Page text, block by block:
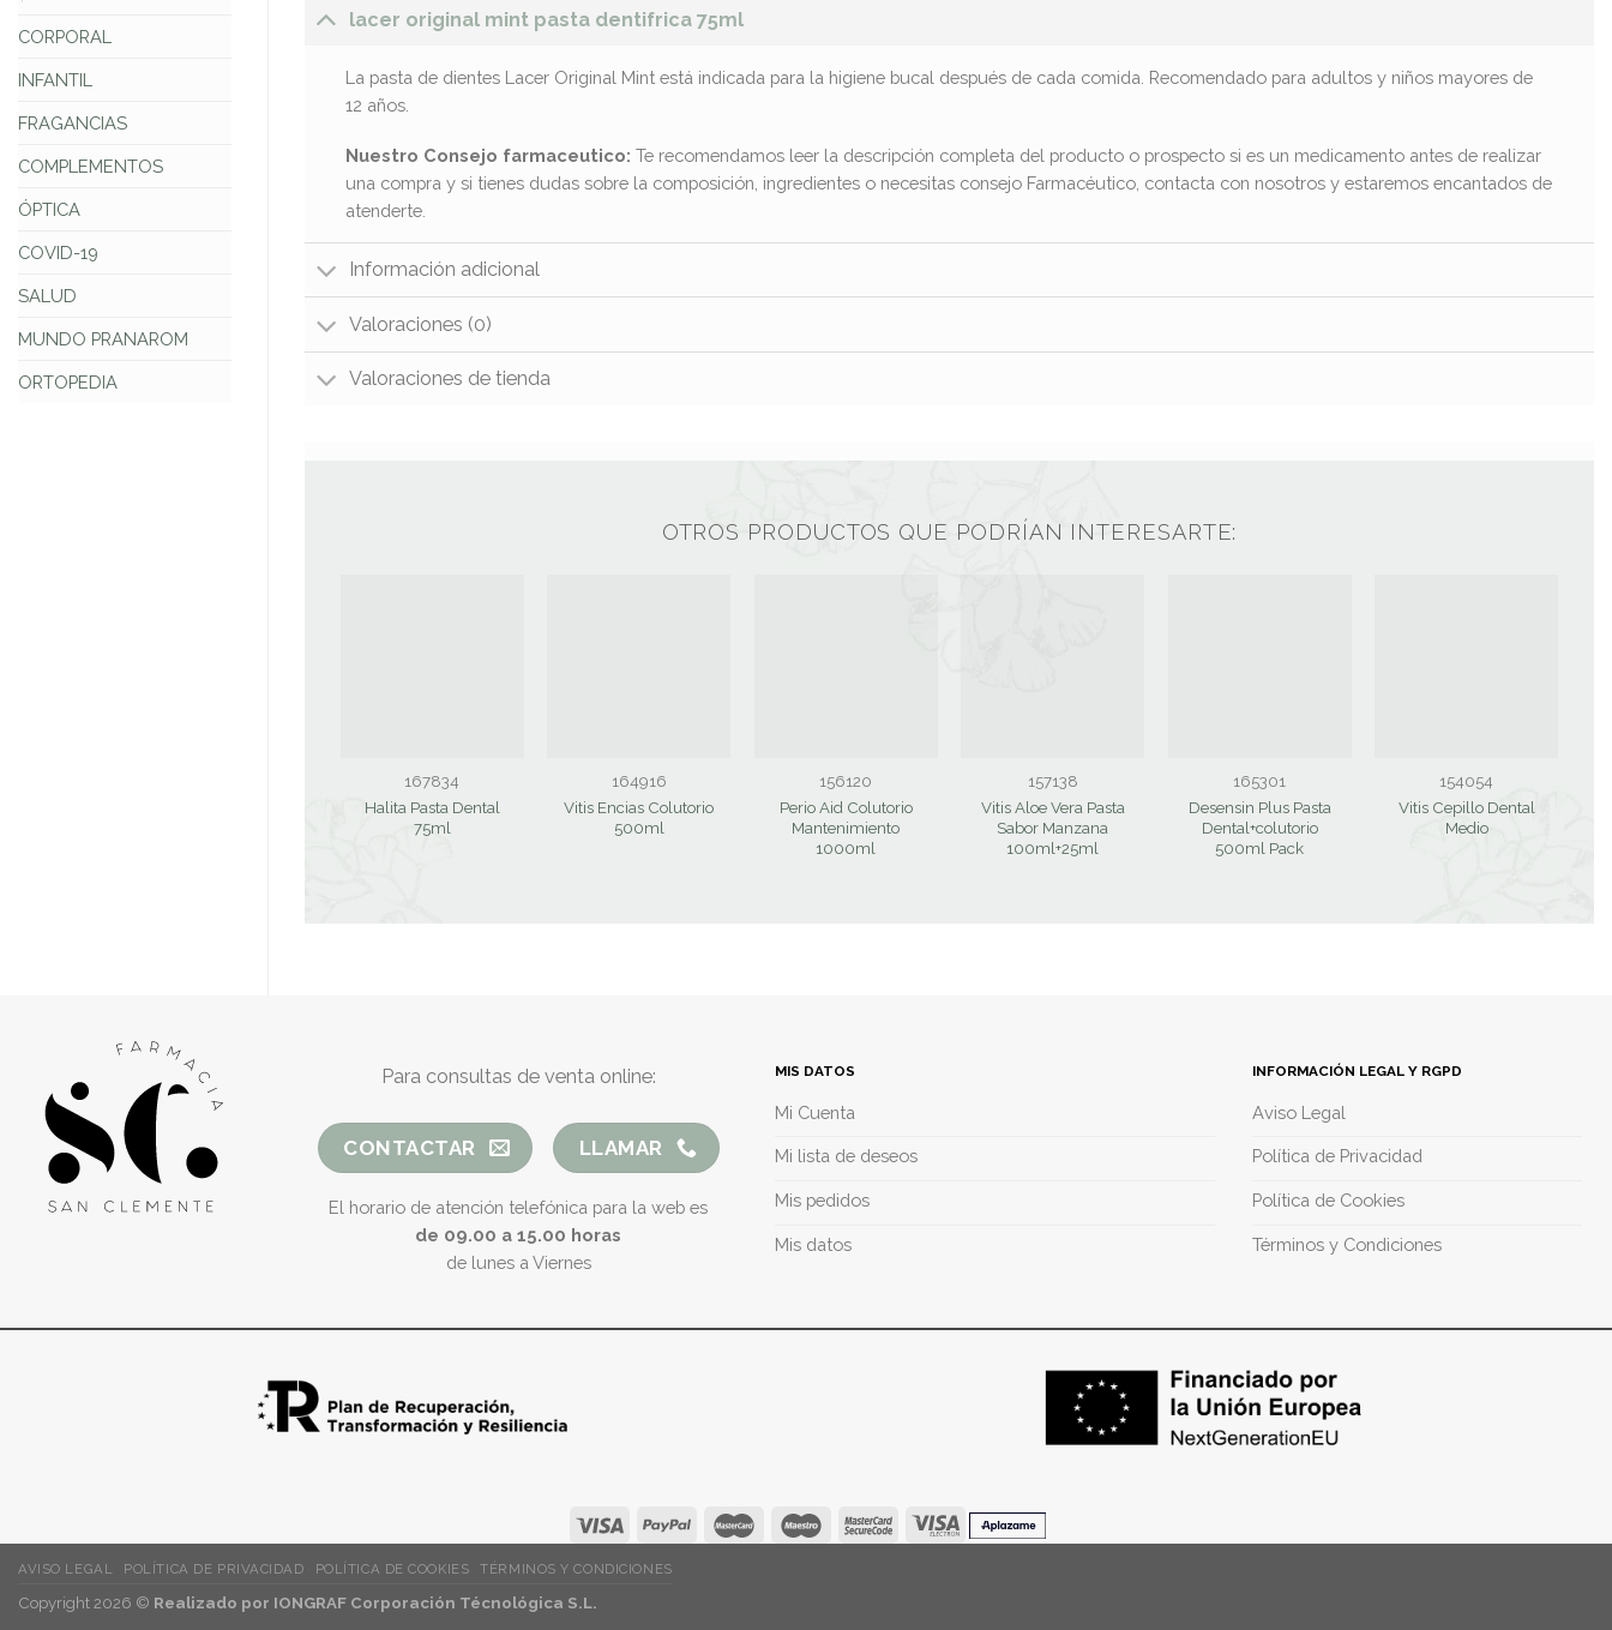
CORPORAL
INFANTIL
FRAGANCIAS
COMPLEMENTOS
ÓPTICA
COVID-19
SALUD
MUNDO PRANAROM
ORTOPEDIA
lacer original mint pasta dentifrica 75ml
La pasta de dientes Lacer Original Mint está indicada para la higiene bucal después de cada comida. Recomendado para adultos y niños mayores de
12 años.
Nuestro Consejo farmaceutico: Te recomendamos leer la descripción completa del producto o prospecto si es un medicamento antes de realizar
una compra y si tienes dudas sobre la composición, ingredientes o necesitas consejo Farmacéutico, contacta con nosotros y estaremos encantados de
atenderte.
Información adicional
Valoraciones (0)
Valoraciones de tienda
OTROS PRODUCTOS QUE PODRÍAN INTERESARTE:
167834
Halita Pasta Dental
75ml
164916
Vitis Encias Colutorio
500ml
156120
Perio Aid Colutorio
Mantenimiento
1000ml
157138
Vitis Aloe Vera Pasta
Sabor Manzana
100ml+25ml
165301
Desensin Plus Pasta
Dental+colutorio
500ml Pack
154054
Vitis Cepillo Dental
Medio
Para consultas de venta online:
CONTACTAR LLAMAR
El horario de atención telefónica para la web es
de 09.00 a 15.00 horas
de lunes a Viernes
MIS DATOS
Mi Cuenta
Mi lista de deseos
Mis pedidos
Mis datos
INFORMACIÓN LEGAL Y RGPD
Aviso Legal
Política de Privacidad
Política de Cookies
Términos y Condiciones
AVISO LEGAL POLÍTICA DE PRIVACIDAD POLÍTICA DE COOKIES TÉRMINOS Y CONDICIONES
Copyright 2026 © Realizado por IONGRAF Corporación Técnológica S.L.